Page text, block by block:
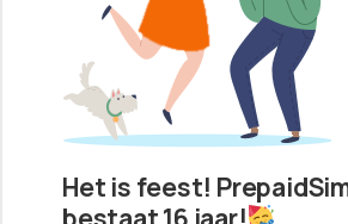
Het is feest!